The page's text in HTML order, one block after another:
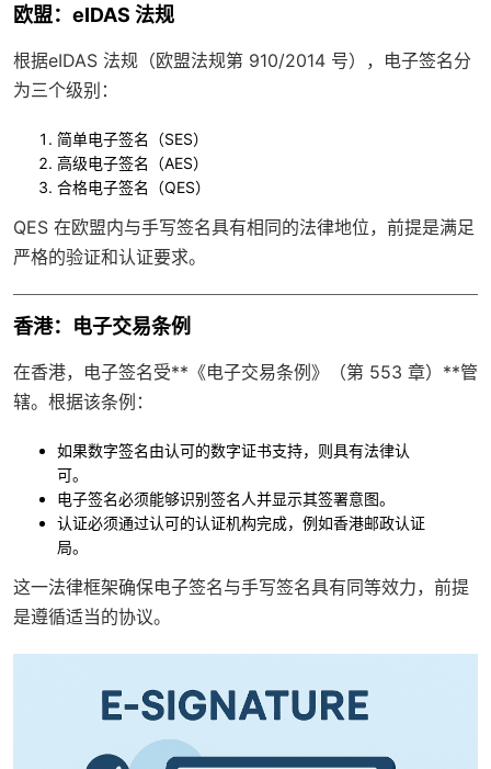
欧盟：eIDAS 法规
根据eIDAS 法规 （欧盟法规第 910/2014 号），电子签名分
为三个级别：
简单电子签名（SES）
高级电子签名（AES）
合格电子签名（QES）
QES 在欧盟内与手写签名具有相同的法律地位，前提是满足
严格的验证和认证要求。
香港：电子交易条例
在香港，电子签名受**《电子交易条例》（第 553 章）**管
辖。根据该条例：
如果数字签名由认可的数字证书支持，则具有法律认
可。
电子签名必须能够识别签名人并显示其签署意图。
认证必须通过认可的认证机构完成，例如香港邮政认证
局。
这一法律框架确保电子签名与手写签名具有同等效力，前提
是遵循适当的协议。